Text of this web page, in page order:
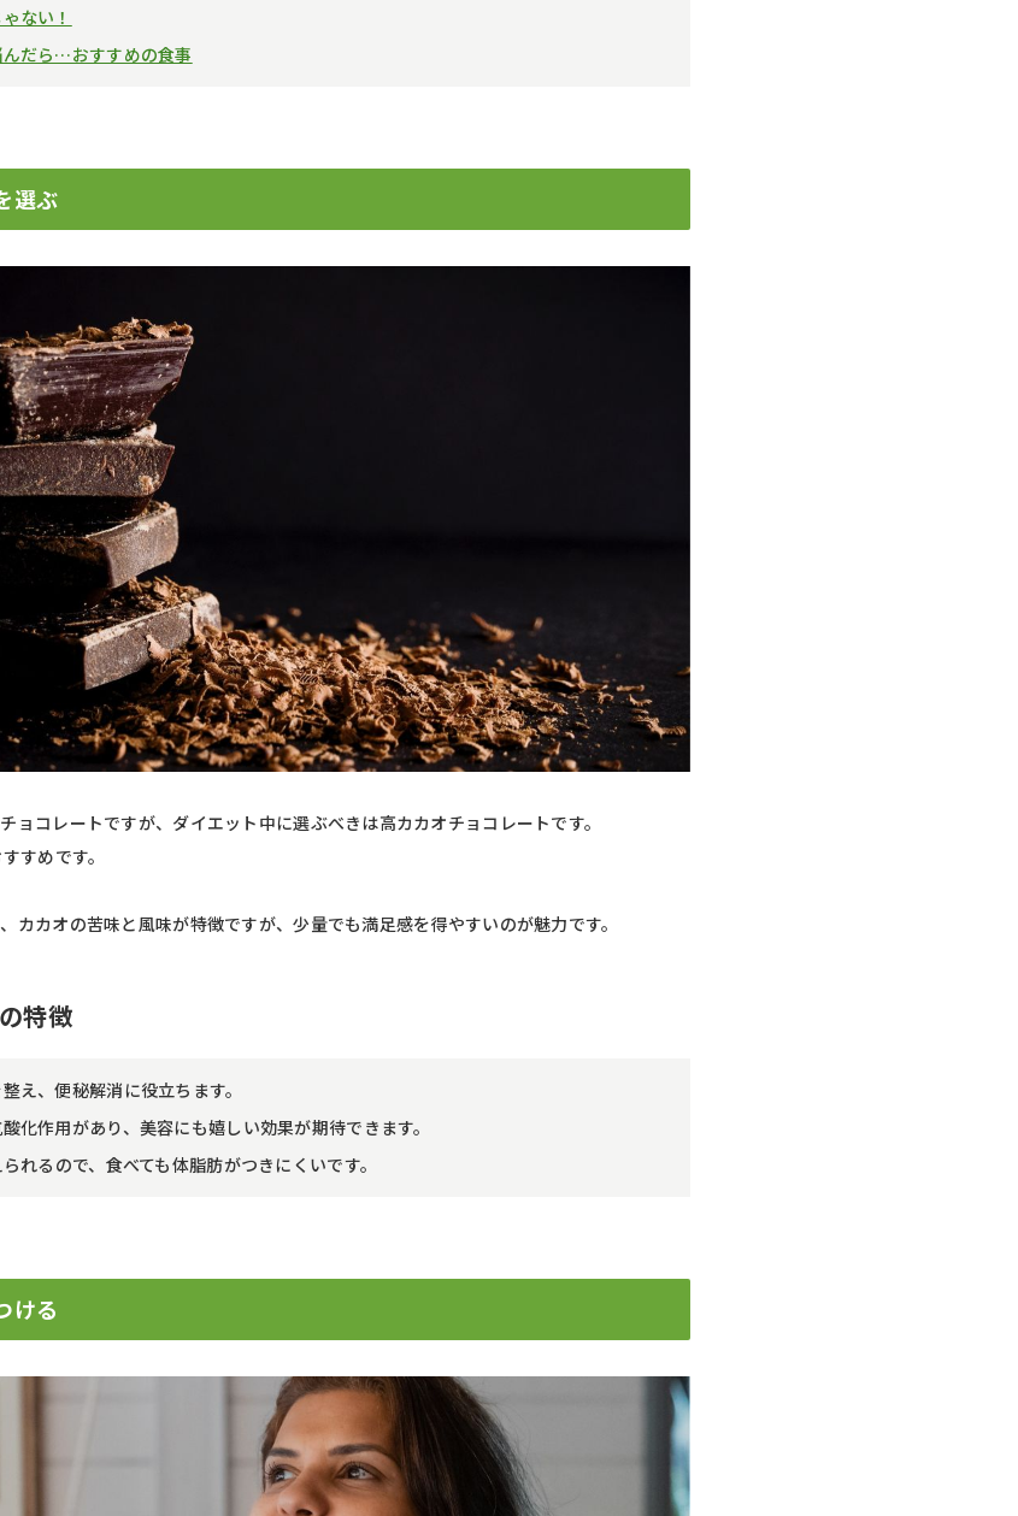
ない！
だら…おすすめの食事
選ぶ
ョコレートですが、ダイエット中に選ぶべきは高カカオチョコレートです。
すめです。
カカオの苦味と風味が特徴ですが、少量でも満足感を得やすいのが魅力です。
特徴
え、便秘解消に役立ちます。
酸化作用があり、美容にも嬉しい効果が期待できます。
れるので、食べても体脂肪がつきにくいです。
ける